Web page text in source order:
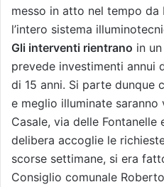
messo in atto nel tempo da
l’intero sistema
Gli interventi rientrano in
prevede investimenti annui
di 15 anni. Si parte dunque
e meglio illuminate
Casale, via delle Fontanelle
delibera accoglie le
scorse settimane, si era
Consiglio comunale